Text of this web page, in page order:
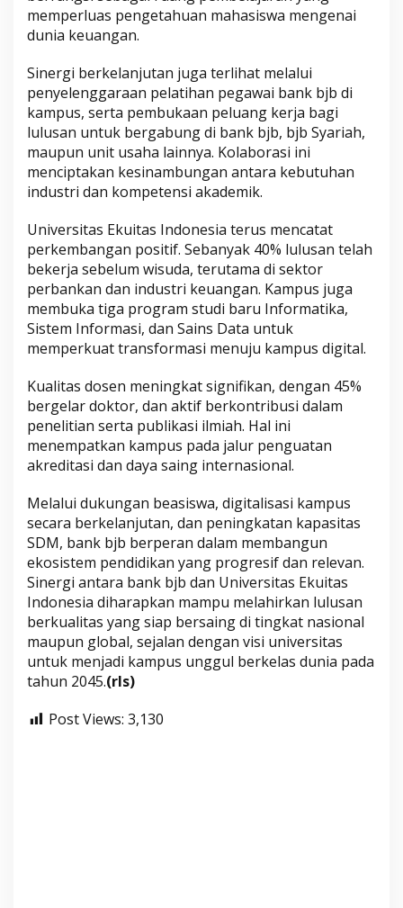
memperluas pengetahuan mahasiswa mengenai
dunia keuangan.
Sinergi berkelanjutan juga terlihat melalui
penyelenggaraan pelatihan pegawai bank bjb di
kampus, serta pembukaan peluang kerja bagi
lulusan untuk bergabung di bank bjb, bjb Syariah,
maupun unit usaha lainnya. Kolaborasi ini
menciptakan kesinambungan antara kebutuhan
industri dan kompetensi akademik.
Universitas Ekuitas Indonesia terus mencatat
perkembangan positif. Sebanyak 40% lulusan telah
bekerja sebelum wisuda, terutama di sektor
perbankan dan industri keuangan. Kampus juga
membuka tiga program studi baru Informatika,
Sistem Informasi, dan Sains Data untuk
memperkuat transformasi menuju kampus digital.
Kualitas dosen meningkat signifikan, dengan 45%
bergelar doktor, dan aktif berkontribusi dalam
penelitian serta publikasi ilmiah. Hal ini
menempatkan kampus pada jalur penguatan
akreditasi dan daya saing internasional.
Melalui dukungan beasiswa, digitalisasi kampus
secara berkelanjutan, dan peningkatan kapasitas
SDM, bank bjb berperan dalam membangun
ekosistem pendidikan yang progresif dan relevan.
Sinergi antara bank bjb dan Universitas Ekuitas
Indonesia diharapkan mampu melahirkan lulusan
berkualitas yang siap bersaing di tingkat nasional
maupun global, sejalan dengan visi universitas
untuk menjadi kampus unggul berkelas dunia pada
tahun 2045.(rls)
Post Views: 3,130